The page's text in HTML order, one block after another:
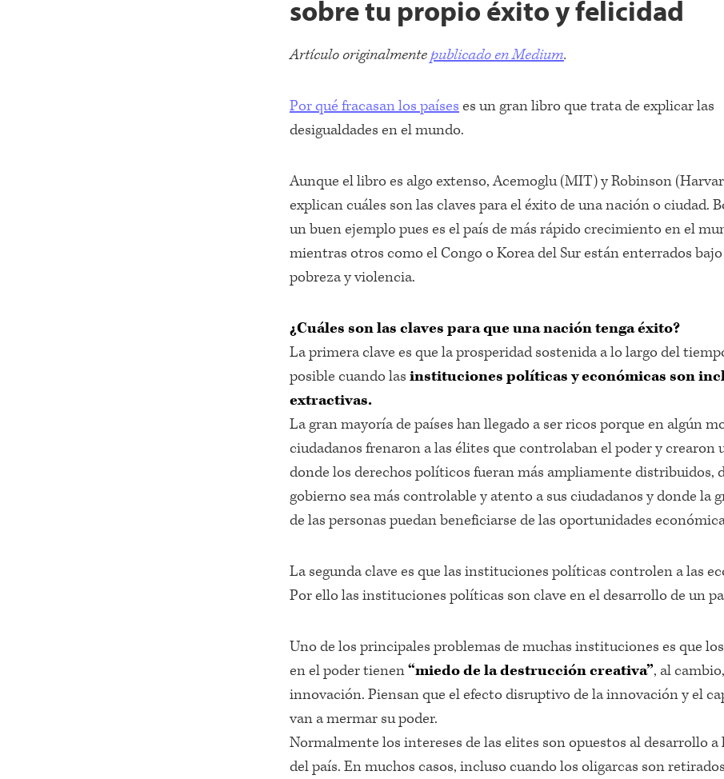
sobre tu propio éxito y felicidad
Artículo originalmentepublicado en Medium.
Por qué fracasan los países es un gran libro que trata de explicar las
desigualdades en el mundo.
Aunque el libro es algo extenso, Acemoglu (MIT) y Robinson
explican cuáles son las claves para el éxito de una nación o ciudad.
un buen ejemplo pues es el país de más rápido crecimiento en el
mientras otros como el Congo o Korea del Sur están enterrados bajo
pobreza y violencia.
¿Cuáles son las claves para que una nación tenga éxito?
La primera clave es que la prosperidad sostenida a lo largo del
posible cuando las instituciones políticas y económicas son
extractivas.
La gran mayoría de países han llegado a ser ricos porque en algún
ciudadanos frenaron a las élites que controlaban el poder y crearon
donde los derechos políticos fueran más ampliamente distribuidos,
gobierno sea más controlable y atento a sus ciudadanos y donde la
de las personas puedan beneficiarse de las oportunidades
La segunda clave es que las instituciones políticas controlen a las
Por ello las instituciones políticas son clave en el desarrollo de un
Uno de los principales problemas de muchas instituciones es que
en el poder tienen“miedo de la destrucción creativa”, al
innovación. Piensan que el efecto disruptivo de la innovación y el
van a mermar su poder.
Normalmente los intereses de las elites son opuestos al desarrollo a
del país. En muchos casos, incluso cuando los oligarcas son